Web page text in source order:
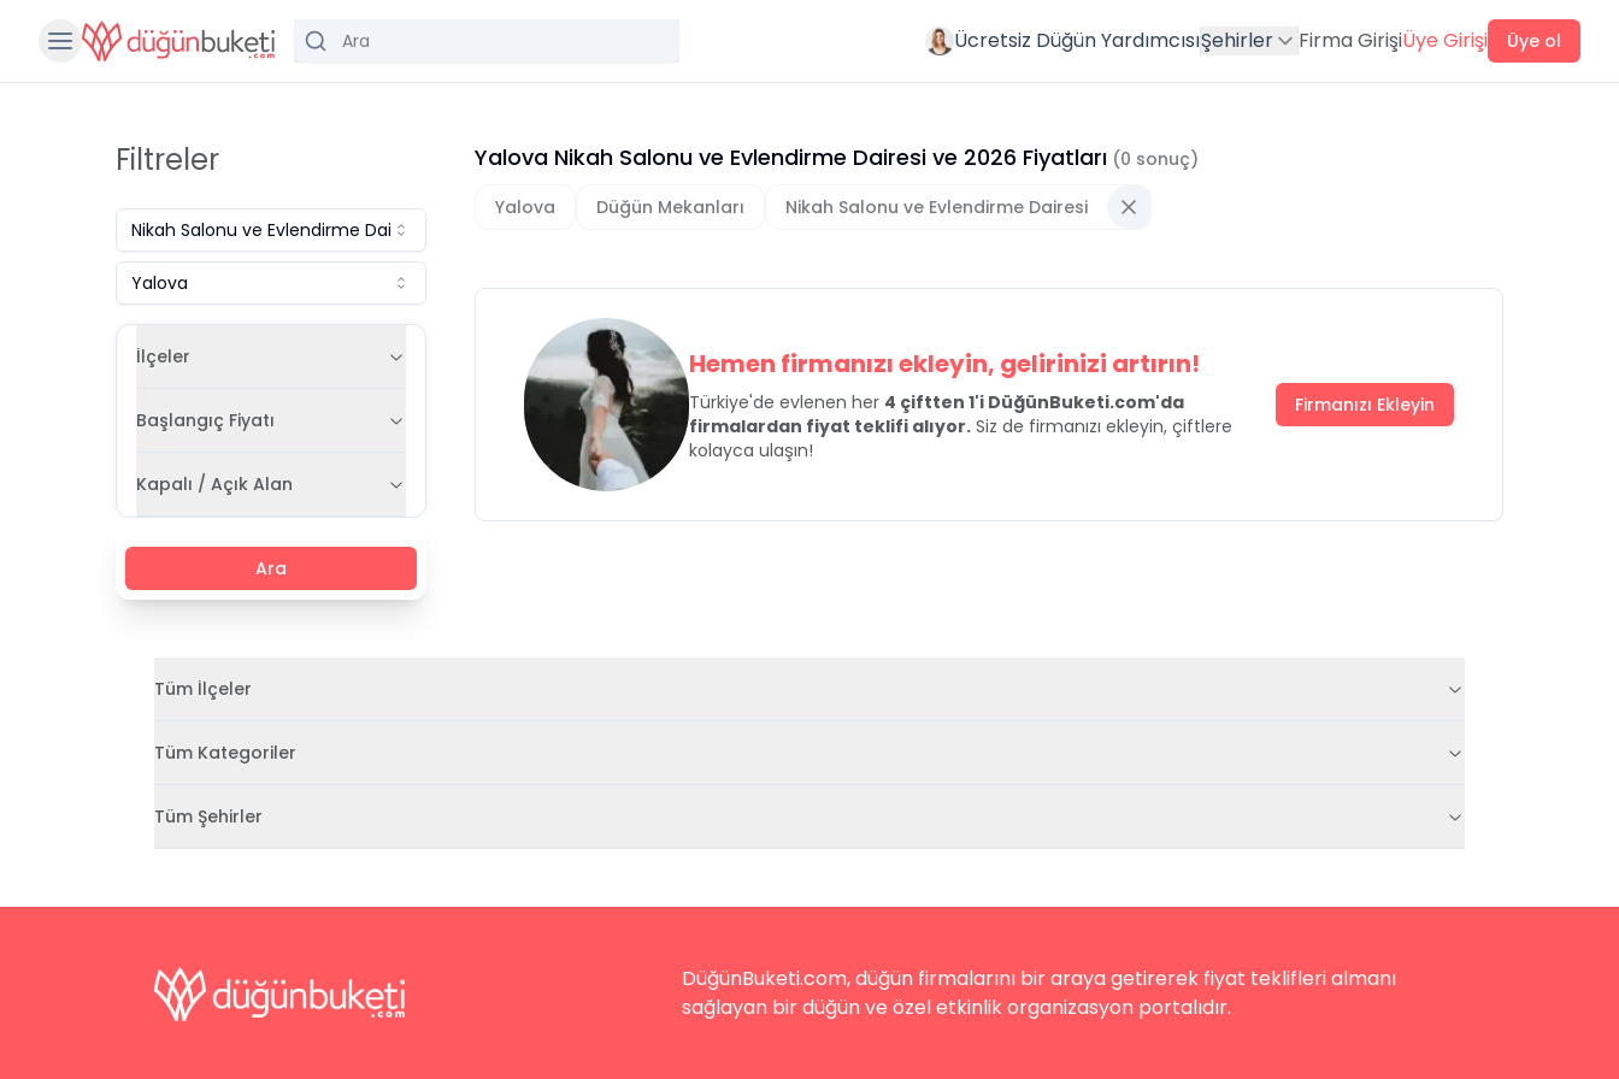
Ücretsiz Düğün YardımcısıŞehirler Firma GirişiÜye Girişi Üye ol
Filtreler
Nikah Salonu ve Evlendirme Dairesi
Yalova
İlçeler
Başlangıç Fiyatı
Kapalı / Açık Alan
Ara
Yalova Nikah Salonu ve Evlendirme Dairesi ve 2026 Fiyatları (0 sonuç)
Yalova
Düğün Mekanları Nikah Salonu ve Evlendirme Dairesi
Hemen firmanızı ekleyin, gelirinizi artırın!
Türkiye'de evlenen her 4 çiftten 1'i DüğünBuketi.com'da
firmalardan fiyat teklifi alıyor. Siz de firmanızı ekleyin, çiftlere
kolayca ulaşın!
Firmanızı Ekleyin
Tüm İlçeler
Tüm Kategoriler
Tüm Şehirler
DüğünBuketi.com, düğün firmalarını bir araya getirerek fiyat teklifleri almanı
sağlayan bir düğün ve özel etkinlik organizasyon portalıdır.